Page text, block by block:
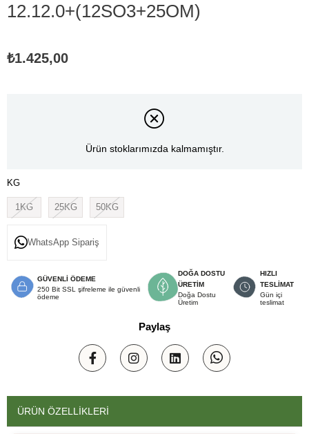
12.12.0+(12SO3+25OM)
₺1.425,00
Ürün stoklarımızda kalmamıştır.
KG
1KG 25KG 50KG
WhatsApp Sipariş
GÜVENLİ ÖDEME
250 Bit SSL şifreleme ile güvenli
ödeme
DOĞA DOSTU
ÜRETİM
Doğa Dostu
Üretim
HIZLI
TESLİMAT
Gün içi
teslimat
Paylaş
ÜRÜN ÖZELLIKLERI